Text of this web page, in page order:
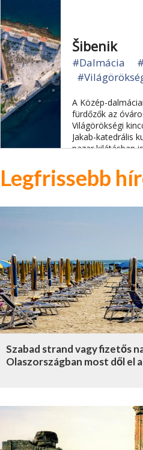
Šibenik
#Dalmácia
A Közép-
fürdőzők az
Világörökségi
Jakab-katedrális
pazar kilátásban is
Legfrissebb
Szabad strand vagy fizetős
Olaszországban most dől el